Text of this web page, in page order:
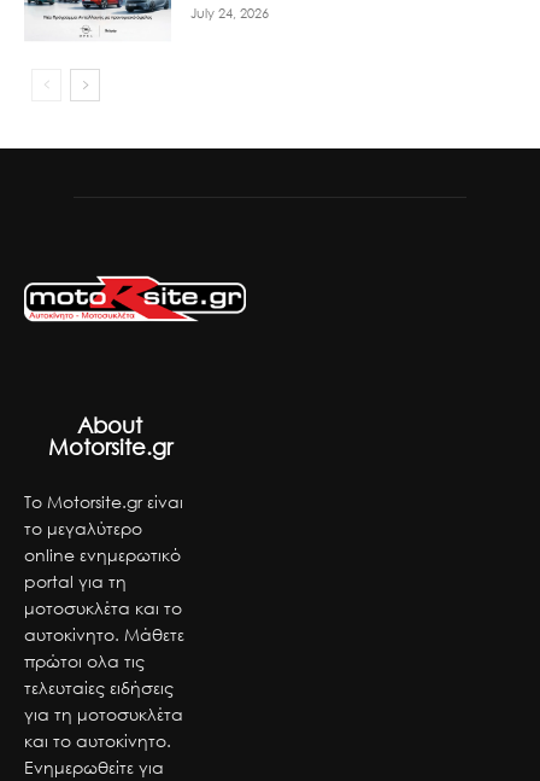
July 24, 2026
About
Motorsite.gr
Το Motorsite.gr είναι
το μεγαλύτερο
online ενημερωτικό
portal για τη
μοτοσυκλέτα και το
αυτοκίνητο. Μάθετε
πρώτοι ολα τις
τελευταίες ειδήσεις
για τη μοτοσυκλέτα
και το αυτοκίνητο.
Ενημερωθείτε για